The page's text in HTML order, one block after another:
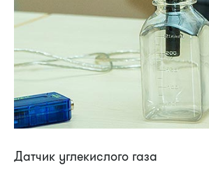
Датчик углекислого газа